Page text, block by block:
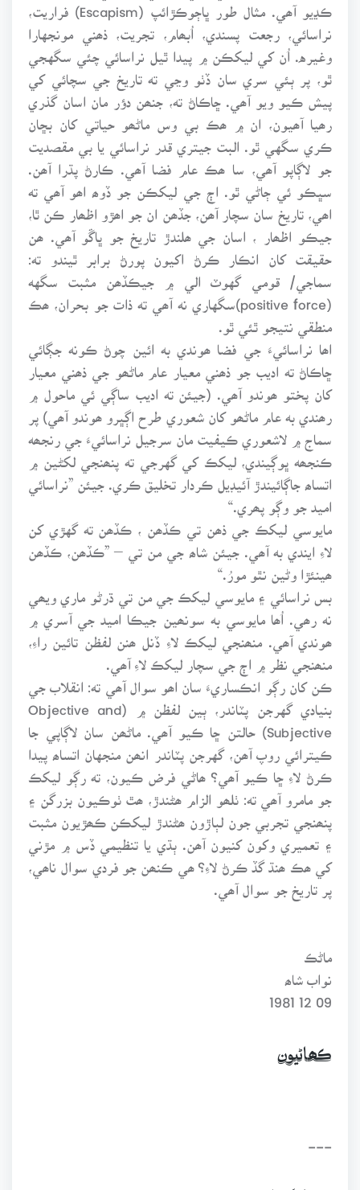
ڪڍيو آھي. مثال طور ڀاڄوڪڙائپ (Escapism) فراريت،
نراسائي، رجعت پسندي، اُبھام، تجريت، ذھني مونجهارا
وغيره. اُن کي ليکڪن ۾ پيدا ٿيل نراسائي چئي سگهجي
ٿو، پر ٻئي سري سان ڏٺو وڃي ته تاريخ جي سچائي کي
پيش ڪيو ويو آھي. ڇاڪاڻ ته، جنھن دؤر مان اسان گذري
رھيا آھيون، ان ۾ ھڪ بي وس ماڻھو حياتي کان بڇان
ڪري سگهي ٿو. البت جيتري قدر نراسائي يا بي مقصديت
جو لاڳاپو آھي، سا ھڪ عام فضا آھي. ڪارڻ پڌرا آھن.
سڀڪو ئي ڄاڻي ٿو. اڄ جي ليکڪن جو ڏوھ اھو آھي ته
اھي، تاريخ سان سچار آھن، جڏھن ان جو اھڙو اظھار ڪن ٿا،
جيڪو اظھار ، اسان جي ھلندڙ تاريخ جو ڀاڱو آھي. ھن
حقيقت کان انڪار ڪرڻ اکيون پورڻ برابر ٿيندو ته:
سماجي/ قومي گهوٽ الي ۾ جيڪڏھن مثبت سگهه
(positive force)سگهاري نه آھي ته ذات جو بحران، ھڪ
منطقي نتيجو ٿئي ٿو.
اھا نراسائيءَ جي فضا ھوندي به ائين چوڻ ڪونه جڳائي
ڇاڪاڻ ته اديب جو ذھني معيار عام ماڻھو جي ذھني معيار
کان پختو ھوندو آھي. (جيئن ته اديب ساڳي ئي ماحول ۾
رھندي به عام ماڻھو کان شعوري طرح اڳڀرو ھوندو آھي) پر
سماج ۾ لاشعوري ڪيفيت مان سرجيل نراسائيءَ جي رنجھه
ڪنجھه ڀوڳيندي، ليکڪ کي گهرجي ته پنھنجي لکڻين ۾
اتساھ جاڳائيندڙ آئيڊيل ڪردار تخليق ڪري. جيئن ”نراسائي
اميد جو وڳو پھري.“
مايوسي ليکڪ جي ذھن تي ڪڏھن ، ڪڏھن ته گهڙي کن
لاءِ ايندي به آھي. جيئن شاھ جي من تي – ”ڪڏھن، ڪڏھن
ھينئڙا وڻين نٿو مورُ.“
بس نراسائي ۽ مايوسي ليکڪ جي من تي ڌرڻو ماري ويھي
نه رھي. اُھا مايوسي به سونھين جيڪا اميد جي آسري ۾
ھوندي آھي. منھنجي ليکڪ لاءِ ڏنل ھنن لفظن تائين راءِ،
منھنجي نظر ۾ اڄ جي سچار ليکڪ لاءِ آھي.
ڪن کان رڳو انڪساريءَ سان اھو سوال آھي ته: انقلاب جي
Subjective) حالتن ڇا ڪيو آھي. ماڻھن سان لاڳاپي جا
ڪيترائي روپ آھن، گهرجن پٽاندر انھن منجهان اتساھ پيدا
ڪرڻ لاءِ ڇا ڪيو آھي؟ ھاڻي فرض ڪيون، ته رڳو ليکڪ
جو مامرو آھي ته: ٺلھو الزام ھڻندڙ، ھٿ ٺوڪيون بزرگن ۽
پنھنجي تجربي جون لٻاڙون ھڻندڙ ليکڪن ڪھڙيون مثبت
۽ تعميري وکون کنيون آھن. ٻڌي يا تنظيمي ڏس ۾ مڙني
کي ھڪ ھنڌ گڏ ڪرڻ لاءِ؟ ھي ڪنھن جو فردي سوال ناھي،
پر تاريخ جو سوال آھي.
ماڻڪ
نواب شاھ
ڪھاڻيون